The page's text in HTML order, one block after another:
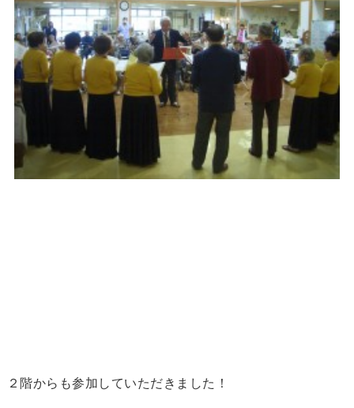
２階からも参加していただきました！